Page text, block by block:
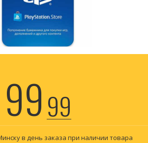
9999
в день заказа при наличии товара